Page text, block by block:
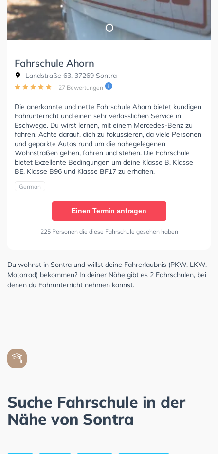
Fahrschule Ahorn
Landstraße 63, 37269 Sontra
27 Bewertungen
Die anerkannte und nette Fahrschule Ahorn bietet kundigen
Fahrunterricht und einen sehr verlässlichen Service in
Eschwege. Du wirst lernen, mit einem Mercedes-Benz zu
fahren. Achte darauf, dich zu fokussieren, da viele Personen
und geparkte Autos rund um die nahegelegenen
Wohnstraßen gehen, fahren und stehen. Die Fahrschule
bietet Exzellente Bedingungen um deine Klasse B, Klasse
BE, Klasse B96 und Klasse BF17 zu erhalten.
German
Einen Termin anfragen
225 Personen die diese Fahrschule gesehen haben
Du wohnst in Sontra und willst deine Fahrerlaubnis (PKW, LKW,
Motorrad) bekommen? In deiner Nähe gibt es 2 Fahrschulen, bei
denen du Fahrunterricht nehmen kannst.
Suche Fahrschule in der
Nähe von Sontra